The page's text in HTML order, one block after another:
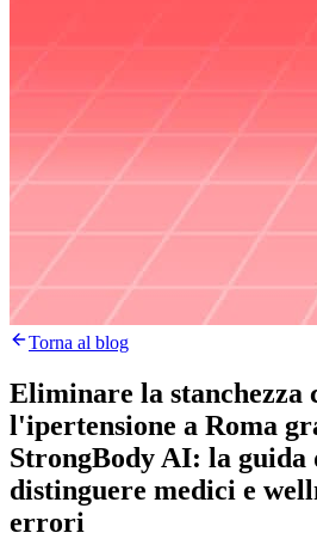
Torna al blog
Eliminare la stanchezza
l'ipertensione a Roma
StrongBody AI: la
distinguere medici e
errori